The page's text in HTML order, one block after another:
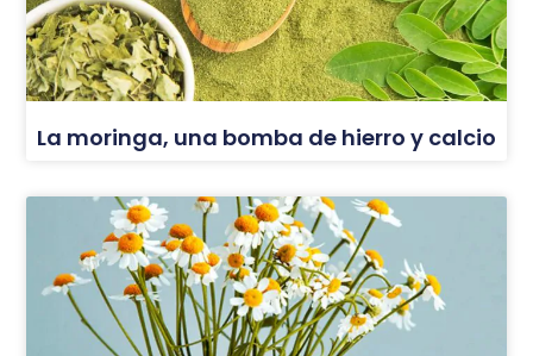
La moringa, una bomba de hierro y calcio